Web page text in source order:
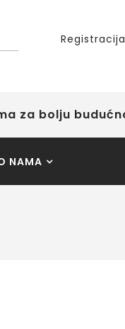
Registracija
za bolju
NAMA